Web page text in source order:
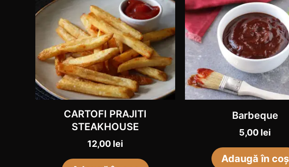
CARTOFI PRAJITI
STEAKHOUSE
12,00 lei
Barbeque
5,00 lei
Adaugă în coș